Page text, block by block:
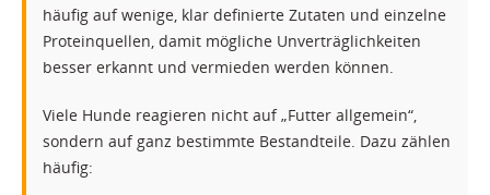
häufig auf wenige, klar definierte Zutaten und einzelne
Proteinquellen, damit mögliche Unverträglichkeiten
besser erkannt und vermieden werden können.
Viele Hunde reagieren nicht auf „Futter allgemein“,
sondern auf ganz bestimmte Bestandteile. Dazu zählen
häufig: